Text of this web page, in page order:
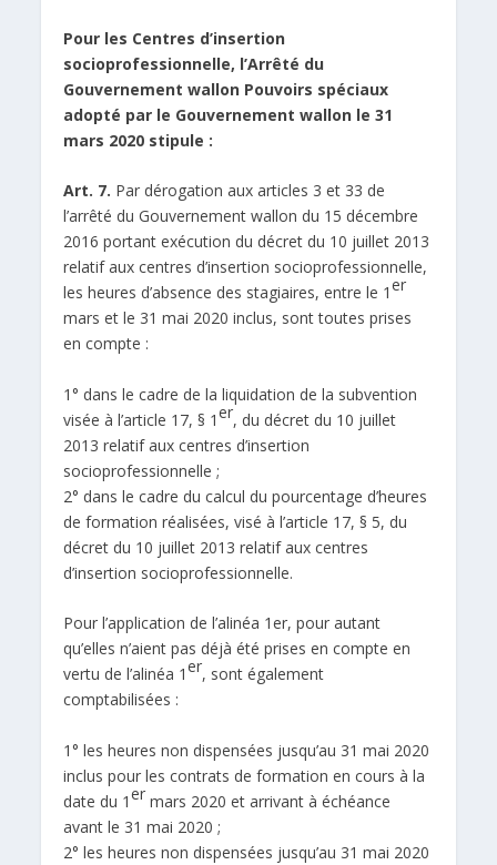
Pour les Centres d’insertion
socioprofessionnelle, l’Arrêté du
Gouvernement wallon Pouvoirs spéciaux
adopté par le Gouvernement wallon le 31
mars 2020 stipule :
Art. 7. Par dérogation aux articles 3 et 33 de
l’arrêté du Gouvernement wallon du 15 décembre
2016 portant exécution du décret du 10 juillet 2013
relatif aux centres d’insertion socioprofessionnelle,
les heures d’absence des stagiaires, entre le 1er
mars et le 31 mai 2020 inclus, sont toutes prises
en compte :
1° dans le cadre de la liquidation de la subvention
visée à l’article 17, § 1er, du décret du 10 juillet
2013 relatif aux centres d’insertion
socioprofessionnelle ;
2° dans le cadre du calcul du pourcentage d’heures
de formation réalisées, visé à l’article 17, § 5, du
décret du 10 juillet 2013 relatif aux centres
d’insertion socioprofessionnelle.
Pour l’application de l’alinéa 1er, pour autant
qu’elles n’aient pas déjà été prises en compte en
vertu de l’alinéa 1er, sont également
comptabilisées :
1° les heures non dispensées jusqu’au 31 mai 2020
inclus pour les contrats de formation en cours à la
date du 1er mars 2020 et arrivant à échéance
avant le 31 mai 2020 ;
2° les heures non dispensées jusqu’au 31 mai 2020